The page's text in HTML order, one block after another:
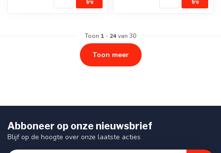
Toon 1 - 24van 30
Toon meer
Abboneer op onze nieuwsbrief
Blijf op de hoogte over onze laatste acties